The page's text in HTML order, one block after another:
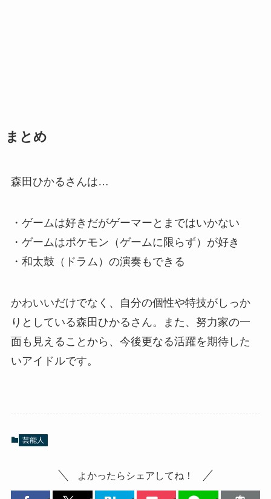
まとめ
森田ひかるさんは…
・ゲームは好きだがゲーマーとまではいかない
・ゲームはポケモン（ゲームに限らず）が好き
・和太鼓（ドラム）の演奏もできる
かわいいだけでなく、自分の個性や特技がしっか
りとしている森田ひかるさん。また、努力家の一
面も見えることから、今後更なる活躍を期待した
いアイドルです。
芸能人
よかったらシェアしてね！